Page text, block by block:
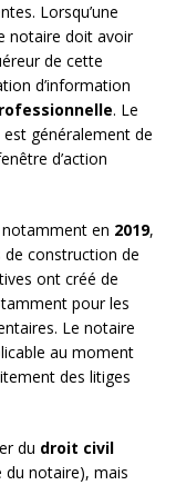
Lorsqu’une
notaire doit avoir
de cette
d’information
. Le
généralement de
d’action
en 2019,
construction de
ont créé de
pour les
Le notaire
au moment
des litiges
du droit civil
du notaire), mais